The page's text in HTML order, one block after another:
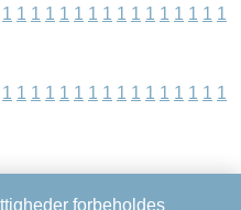
1 1 1 1 1 1 1 1 1 1 1 1 1 1 1 1
1 1 1 1 1 1 1 1 1 1 1 1 1 1 1 1
forbeholdes